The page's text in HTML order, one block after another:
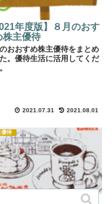
年度版】８月のおす
株主優待
おおすめ株主優待をまとめ
。優待生活に活用してくだ
2021.07.31 2021.08.01
優待
】コメダホールディ